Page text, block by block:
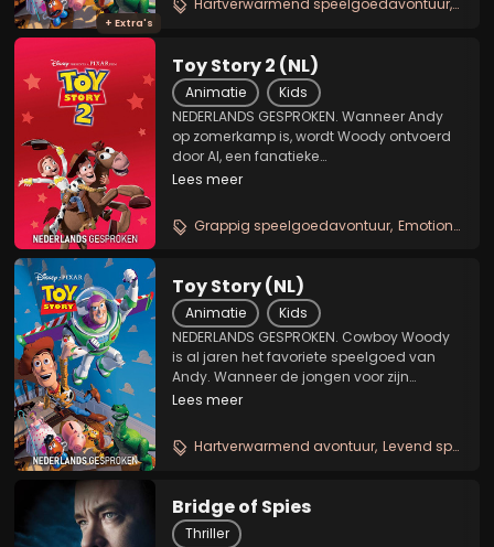
+ Extra's
wedijveren om de gunst van de...
Hartverwarmend speelgoedavontuur
Toy Story 2 (NL)
Animatie
Kids
NEDERLANDS GESPROKEN. Wanneer Andy
op zomerkamp is, wordt Woody ontvoerd
door Al, een fanatieke
speelgoedverzamelaar. Hij heeft Woody
maken en wil hem in een museum achter
glas zetten. Onder leiding van Buzz...
Lees meer
Grappig speelgoedavontuur Emotionele familie animatie
Toy Story (NL)
Animatie
Kids
NEDERLANDS GESPROKEN. Cowboy Woody
is al jaren het favoriete speelgoed van
Andy. Wanneer de jongen voor zijn
verjaardag de blitse astronautenpop Buzz
achtergrond verdrongen. De twee stukken
speelgoed...
Lees meer
Hartverwarmend avontuur Levend speelgoed
Bridge of Spies
Thriller